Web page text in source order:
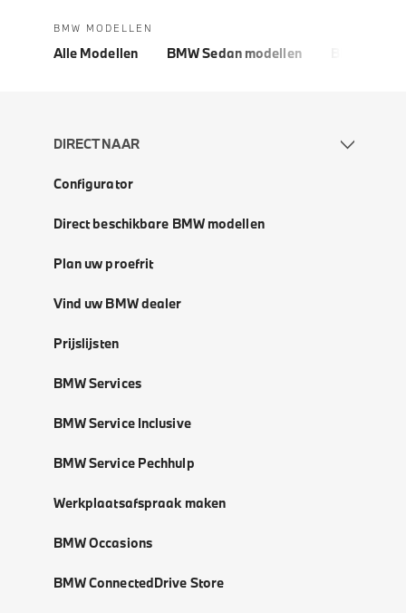
BMW MODELLEN
Alle Modellen BMW Sedan modellen
DIRECT NAAR
Configurator
Direct beschikbare BMW modellen
Plan uw proefrit
Vind uw BMW dealer
Prijslijsten
BMW Services
BMW Service Inclusive
BMW Service Pechhulp
Werkplaatsafspraak maken
BMW Occasions
BMW ConnectedDrive Store